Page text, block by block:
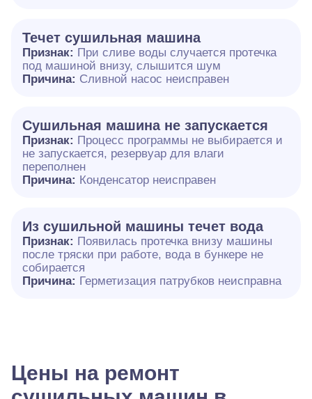
Течет сушильная машина
Признак: При сливе воды случается протечка
под машиной внизу, слышится шум
Причина: Сливной насос неисправен
Сушильная машина не запускается
Признак: Процесс программы не выбирается и
не запускается, резервуар для влаги
переполнен
Причина: Конденсатор неисправен
Из сушильной машины течет вода
Признак: Появилась протечка внизу машины
после тряски при работе, вода в бункере не
собирается
Причина: Герметизация патрубков неисправна
Цены на ремонт